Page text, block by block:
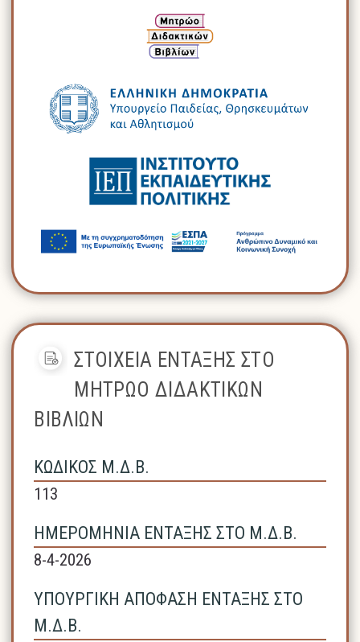
ΣΤΟΙΧΕΙΑ ΕΝΤΑΞΗΣ ΣΤΟ
ΜΗΤΡΩΟ ΔΙΔΑΚΤΙΚΩΝ
ΒΙΒΛΙΩΝ
ΚΩΔΙΚΟΣ Μ.Δ.Β.
113
ΗΜΕΡΟΜΗΝΙΑ ΕΝΤΑΞΗΣ ΣΤΟ Μ.Δ.Β.
8-4-2026
ΥΠΟΥΡΓΙΚΗ ΑΠΟΦΑΣΗ ΕΝΤΑΞΗΣ ΣΤΟ
Μ.Δ.Β.